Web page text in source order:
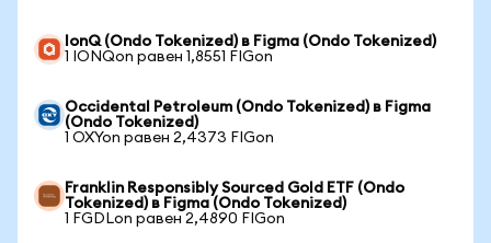
IonQ (Ondo Tokenized) в Figma (Ondo Tokenized)
1 IONQon равен 1,8551 FIGon
Occidental Petroleum (Ondo Tokenized) в Figma
(Ondo Tokenized)
1 OXYon равен 2,4373 FIGon
Franklin Responsibly Sourced Gold ETF (Ondo
Tokenized) в Figma (Ondo Tokenized)
1 FGDLon равен 2,4890 FIGon